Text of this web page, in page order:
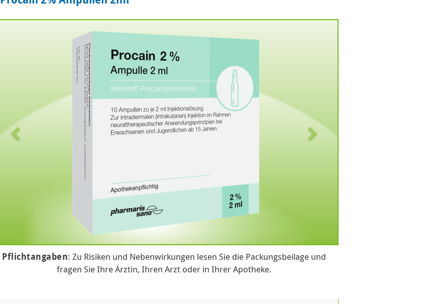
Pflichtangaben: Zu Risiken und Nebenwirkungen lesen Sie die Packungsbeilage und
fragen Sie Ihre Ärztin, Ihren Arzt oder in Ihrer Apotheke.